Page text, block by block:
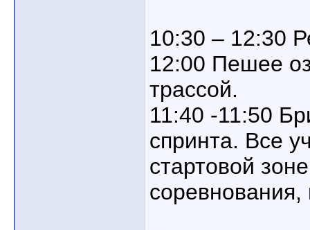
10:30 – 12:30
12:00 Пешее
трассой.
11:40 -11:50
спринта. Все
стартовой